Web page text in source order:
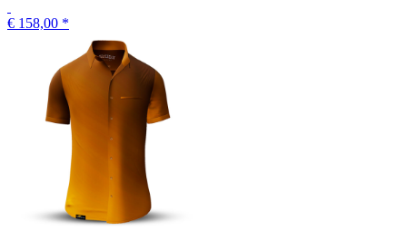
€ 158,00 *